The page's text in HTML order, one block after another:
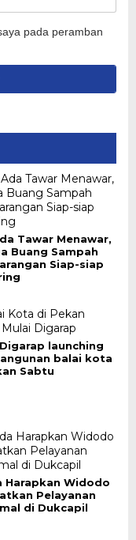
pada peramban
Tawar Menawar,
Buang Sampah
Siap-siap
launching
balai kota
Sabtu
Harapkan Widodo
Pelayanan
di Dukcapil